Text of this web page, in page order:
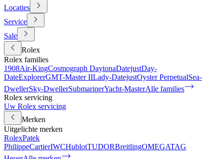
Locaties
Service
Sale
Rolex
Rolex families
1908Air-KingCosmograph DaytonaDatejustDay-
DateExplorerGMT-Master IILady-DatejustOyster PerpetualSea-
DwellerSky-DwellerSubmarinerYacht-MasterAlle families
Rolex servicing
Uw Rolex servicing
Merken
Uitgelichte merken
RolexPatek
PhilippeCartierIWCHublotTUDORBreitlingOMEGATAG